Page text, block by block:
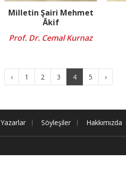
Milletin Şairi Mehmet
Âkif
Prof. Dr. Cemal Kurnaz
‹ 1 2 3 4 5 ›
Yazarlar Söyleşiler Hakkımızda